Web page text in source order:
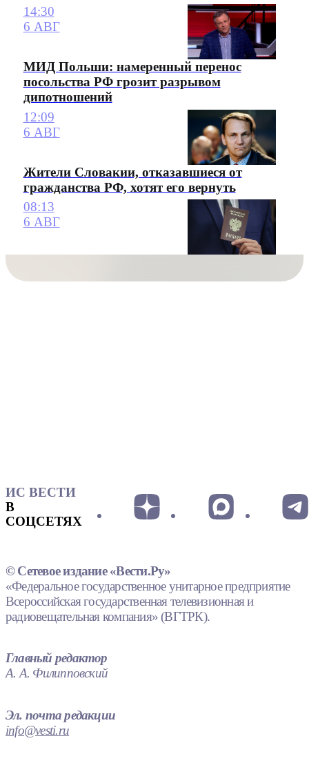
14:30
6 АВГ
МИД Польши: намеренный перенос
посольства РФ грозит разрывом
дипотношений
12:09
6 АВГ
Жители Словакии, отказавшиеся от
гражданства РФ, хотят его вернуть
08:13
6 АВГ
ИС ВЕСТИ
В
СОЦСЕТЯХ
© Сетевое издание «Вести.Ру»
«Федеральное государственное унитарное предприятие
Всероссийская государственная телевизионная и
радиовещательная компания» (ВГТРК).
Главный редактор
А. А. Филипповский
Эл. почта редакции
info@vesti.ru